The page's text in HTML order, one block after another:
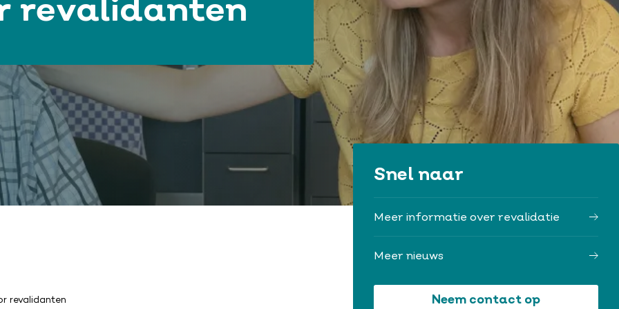
revalidanten
revalidanten
Snel naar
Meer informatie over revalidatie
Meer nieuws
Neem contact op